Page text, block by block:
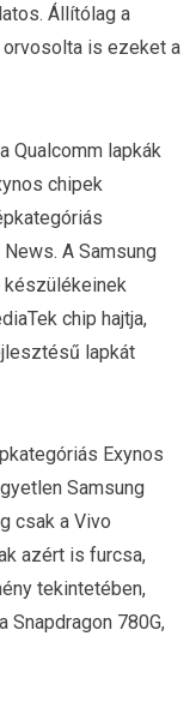
Állítólag a
orvosolta is ezeket a
Qualcomm lapkák
chipek
A Samsung
chip hajtja,
lapkát
Exynos
Samsung
csak a Vivo
azért is furcsa,
tekintetében,
Snapdragon 780G,